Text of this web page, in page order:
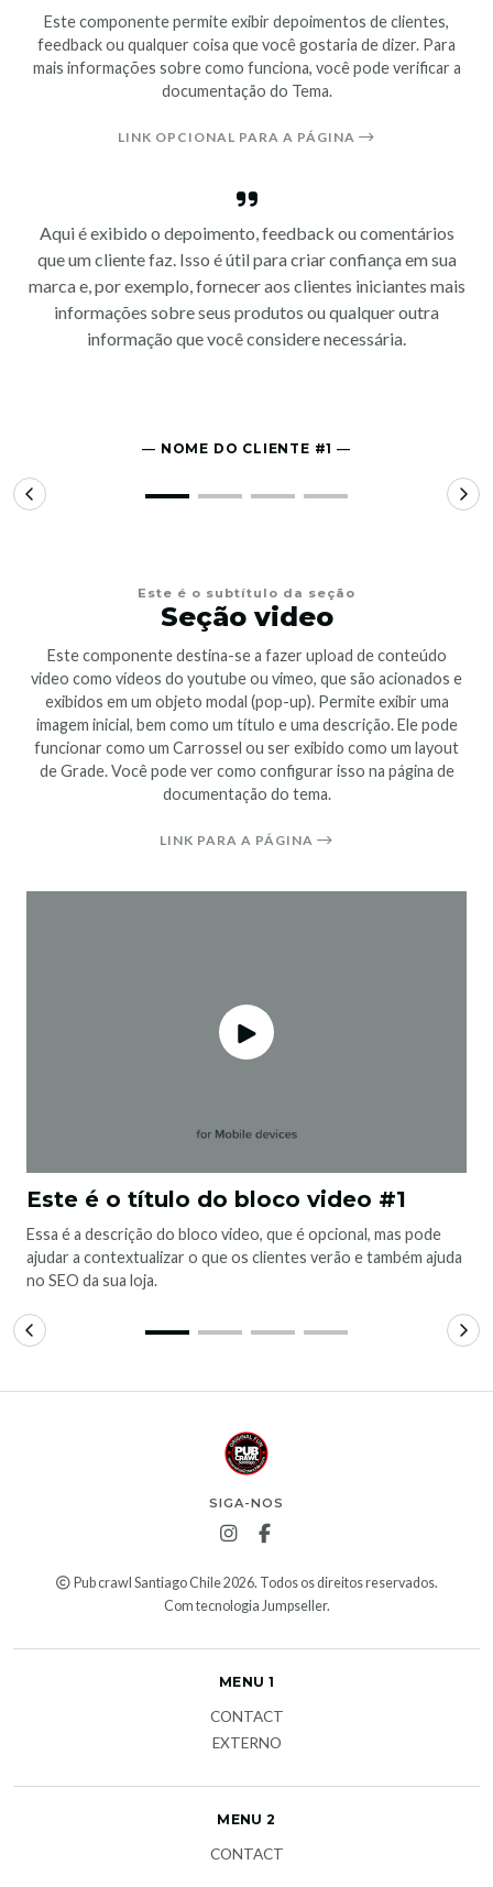
Este componente permite exibir depoimentos de clientes,
feedback ou qualquer coisa que você gostaria de dizer. Para
mais informações sobre como funciona, você pode verificar a
documentação do Tema.
LINK OPCIONAL PARA A PÁGINA
Aqui é exibido o depoimento, feedback ou comentários
que um cliente faz. Isso é útil para criar confiança em sua
marca e, por exemplo, fornecer aos clientes iniciantes mais
informações sobre seus produtos ou qualquer outra
informação que você considere necessária.
― NOME DO CLIENTE #1 ―
Este é o subtítulo da seção
Seção video
Este componente destina-se a fazer upload de conteúdo
video como vídeos do youtube ou vimeo, que são acionados e
exibidos em um objeto modal (pop-up). Permite exibir uma
imagem inicial, bem como um título e uma descrição. Ele pode
funcionar como um Carrossel ou ser exibido como um layout
de Grade. Você pode ver como configurar isso na página de
documentação do tema.
LINK PARA A PÁGINA
Este é o título do bloco video #1
Essa é a descrição do bloco video, que é opcional, mas pode
ajudar a contextualizar o que os clientes verão e também ajuda
no SEO da sua loja.
SIGA-NOS
Pub crawl Santiago Chile 2026. Todos os direitos reservados.
Com tecnologia Jumpseller.
MENU 1
CONTACT
EXTERNO
MENU 2
CONTACT